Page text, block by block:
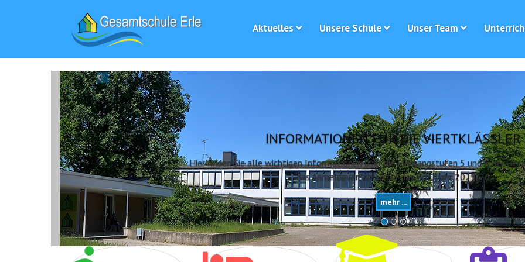
Aktuelles Unsere Schule Unser Team
INFORMATIONEN FÜR DIE VIERTKLÄSSLER
Hier finden Sie alle wichtigen Informationen über die Jahrgangstufen 5 und 6 der Gesamtschule Erle und
das Anmeldeverfahren für das Schuljahr 2025/26
mehr ...
Previous